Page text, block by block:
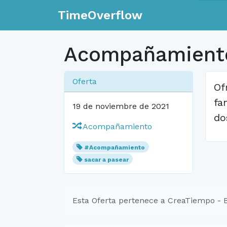
TimeOverflow
Oferta
19 de noviembre de 2021
Acompañamiento
#Acompañamiento
sacar a pasear
Esta Oferta pertenece a CreaTiempo -